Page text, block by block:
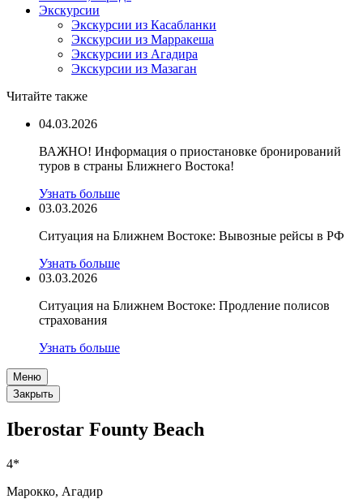
Экскурсии
Экскурсии из Касабланки
Экскурсии из Марракеша
Экскурсии из Агадира
Экскурсии из Мазаган
Читайте также
04.03.2026
ВАЖНО! Информация о приостановке бронирований
туров в страны Ближнего Востока!
Узнать больше
03.03.2026
Ситуация на Ближнем Востоке: Вывозные рейсы в РФ
Узнать больше
03.03.2026
Ситуация на Ближнем Востоке: Продление полисов
страхования
Узнать больше
Меню
Закрыть
Iberostar Founty Beach
4*
Марокко, Агадир